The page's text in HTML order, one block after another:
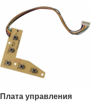
Плата управления